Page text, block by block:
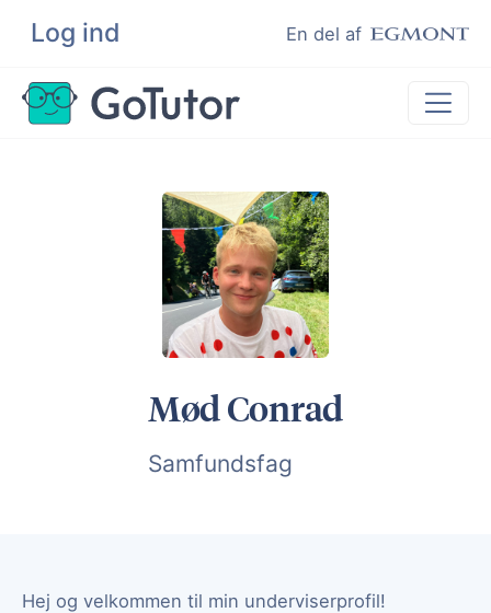
Log ind En del af
Søg
Lektiehjælp
Eksamenshjælp
Hjælp til ordblinde
Kundeudtalelser
Undervisere
Mød Conrad
Samfundsfag
Hej og velkommen til min underviserprofil!